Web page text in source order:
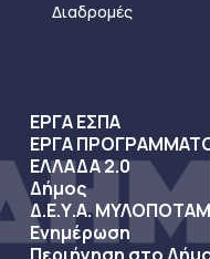
Διαδρομές
ΕΡΓΑ ΕΣΠΑ
ΕΡΓΑ
ΕΛΛΑΔΑ 2.0
Δήμος
Δ.Ε.Υ.Α.
Ενημέρωση